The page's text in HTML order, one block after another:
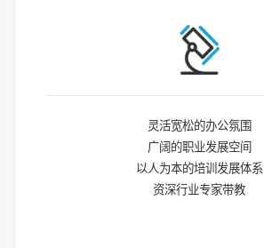
灵活宽松的办公氛围
广阔的职业发展空间
以人为本的培训发展体系
资深行业专家带教